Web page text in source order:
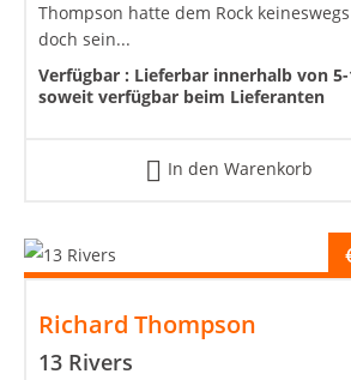
Thompson hatte dem Rock
doch sein...
Verfügbar : Lieferbar innerhalb von
soweit verfügbar beim Lieferanten
In den Warenkorb
Richard Thompson
13 Rivers